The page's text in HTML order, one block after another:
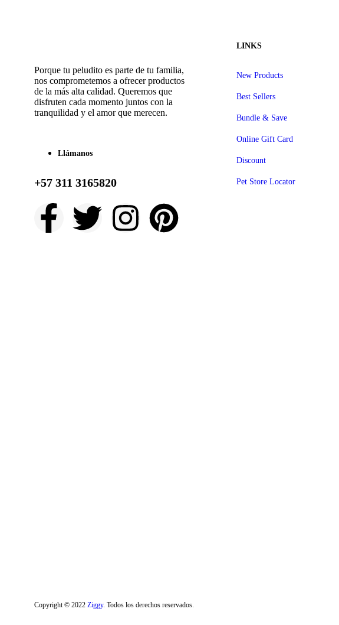
Porque tu peludito es parte de tu familia,
nos comprometemos a ofrecer productos
de la más alta calidad. Queremos que
disfruten cada momento juntos con la
tranquilidad y el amor que merecen.
Llámanos
+57 311 3165820
LINKS
New Products
Best Sellers
Bundle & Save
Online Gift Card
Discount
Pet Store Locator
Copyright © 2022 Ziggy. Todos los derechos reservados.